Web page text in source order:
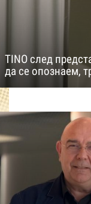
TINO след
да се опознаем,